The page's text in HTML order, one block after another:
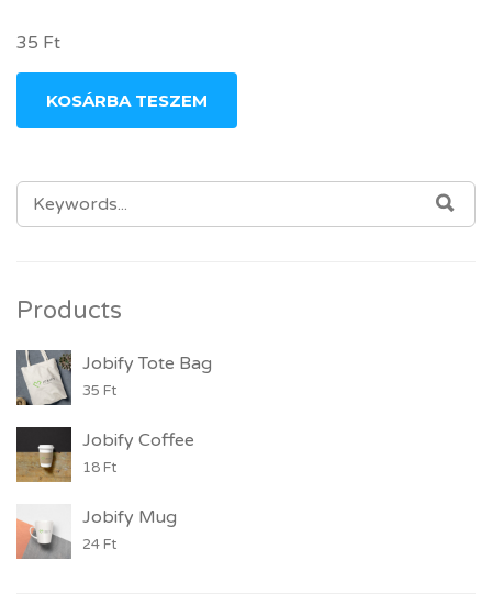
35 Ft
KOSÁRBA TESZEM
SEARCH FOR:
Products
Jobify Tote Bag
35 Ft
Jobify Coffee
18Ft
Jobify Mug
24Ft